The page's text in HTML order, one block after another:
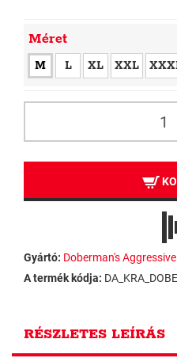
Méret
M L XL XXL
Gyártó: Doberman's Aggressive
A termék kódja:
RÉSZLETES LEÍRÁS